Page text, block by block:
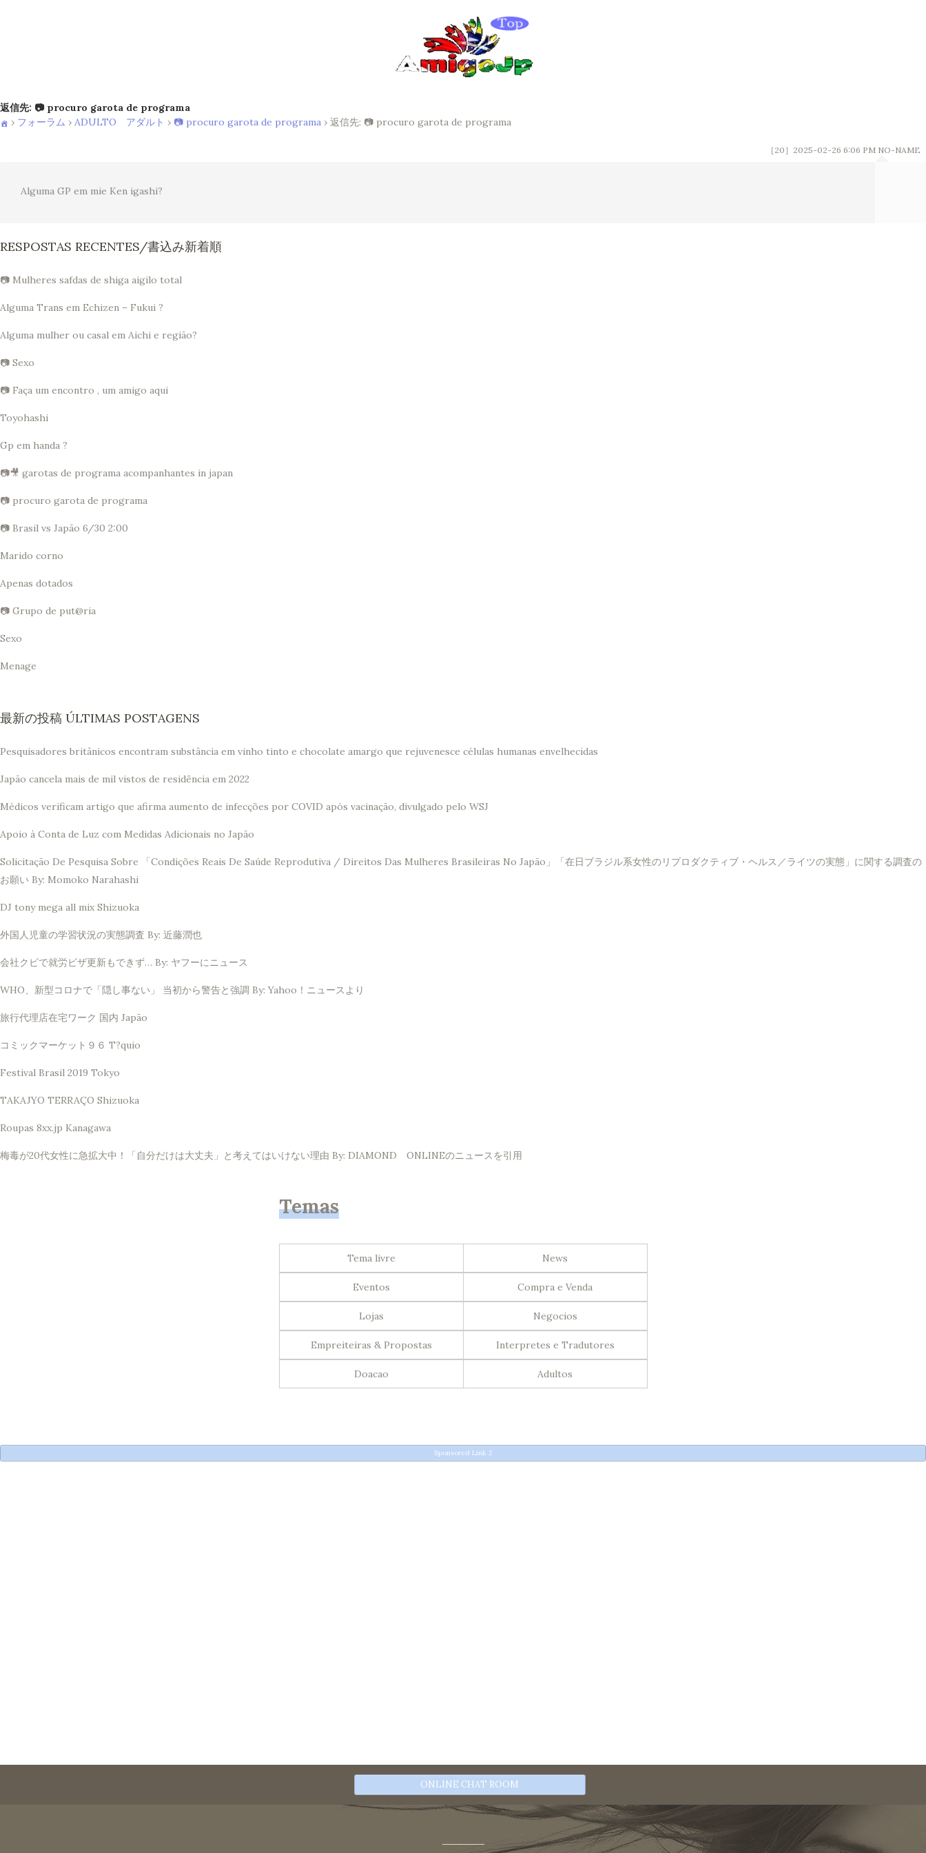
返信先: 📷 procuro garota de programa
› フォーラム › ADULTO アダルト › 📷 procuro garota de programa › 返信先: 📷 procuro garota de programa
［20］2025-02-26 6:06 PM NO-NAME
Alguma GP em mie Ken igashi?
RESPOSTAS RECENTES/書込み新着順
📷 Mulheres safdas de shiga aigilo total
Alguma Trans em Echizen – Fukui ?
Alguma mulher ou casal em Aichi e região?
📷 Sexo
📷 Faça um encontro , um amigo aqui
Toyohashi
Gp em handa ?
📷🎥 garotas de programa acompanhantes in japan
📷 procuro garota de programa
📷 Brasil vs Japão 6/30 2:00
Marido corno
Apenas dotados
📷 Grupo de put@ria
Sexo
Menage
最新の投稿 ÚLTIMAS POSTAGENS
Pesquisadores britânicos encontram substância em vinho tinto e chocolate amargo que rejuvenesce células humanas envelhecidas
Japão cancela mais de mil vistos de residência em 2022
Médicos verificam artigo que afirma aumento de infecções por COVID após vacinação, divulgado pelo WSJ
Apoio à Conta de Luz com Medidas Adicionais no Japão
Solicitação De Pesquisa Sobre 「Condições Reais De Saúde Reprodutiva / Direitos Das Mulheres Brasileiras No Japão」「在日ブラジル系女性のリプロダクティブ・ヘルス／ライツの実態」に関する調査の
お願い By: Momoko Narahashi
DJ tony mega all mix Shizuoka
外国人児童の学習状況の実態調査 By: 近藤潤也
会社クビで就労ビザ更新もできず… By: ヤフーにニュース
WHO、新型コロナで「隠し事ない」 当初から警告と強調 By: Yahoo！ニュースより
旅行代理店在宅ワーク 国内 Japão
コミックマーケット９６ T?quio
Festival Brasil 2019 Tokyo
TAKAJYO TERRAÇO Shizuoka
Roupas 8xx.jp Kanagawa
梅毒が20代女性に急拡大中！「自分だけは大丈夫」と考えてはいけない理由 By: DIAMOND ONLINEのニュースを引用
Temas
Tema livre News
Eventos Compra e Venda
Lojas Negocios
Empreiteiras & Propostas Interpretes e Tradutores
Doacao Adultos
Sponsored Link 2
ONLINE CHAT ROOM